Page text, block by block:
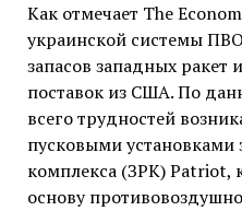
Как отмечает The
украинской системы
запасов западных ракет
поставок из США. По
всего трудностей
пусковыми установками
комплекса (ЗРК) Patriot,
основу